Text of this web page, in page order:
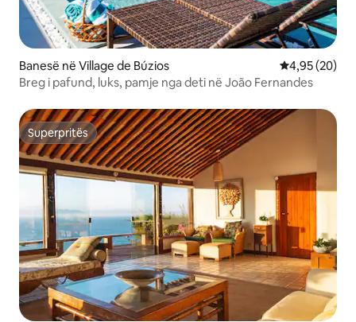
Banesë në Village de Búzios Vlerësimi
4,95 (20)
Breg i pafund, luks, pamje nga deti në João Fernandes
Superpritës
Superpritës